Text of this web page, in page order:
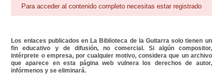
Área personal Reproductor
Para acceder al contenido completo necesitas estar registrado
Los enlaces publicados en La Biblioteca de la Guitarra solo tienen un
fin educativo y de difusión, no comercial. Si algún compositor,
intérprete o empresa, por cualquier motivo, considera que un archivo
que aparece en esta página web vulnera los derechos de autor,
infórmenos y se eliminará.